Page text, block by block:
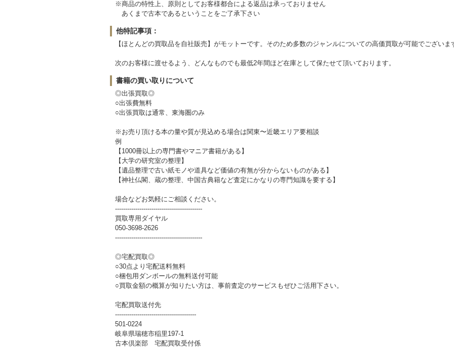
※商品の特性上、原則としてお客様都合による返品は承っておりません
あくまで古本であるということをご了承下さい
他特記事項：
【ほとんどの買取品を自社販売】がモットーです。そのため多数のジャンルについての高価買取が可能でございま
次のお客様に渡せるよう、どんなものでも最低2年間ほど在庫として保たせて頂いております。
書籍の買い取りについて
◎出張買取◎
○出張費無料
○出張買取は通常、東海圏のみ
※お売り頂ける本の量や質が見込める場合は関東〜近畿エリア要相談
例
【1000冊以上の専門書やマニア書籍がある】
【大学の研究室の整理】
【遺品整理で古い紙モノや道具など価値の有無が分からないものがある】
【神社仏閣、蔵の整理、中国古典籍など査定にかなりの専門知識を要する】
場合などお気軽にご相談ください。
-------------------------------------------
買取専用ダイヤル
050-3698-2626
-------------------------------------------
◎宅配買取◎
○30点より宅配送料無料
○梱包用ダンボールの無料送付可能
○買取金額の概算が知りたい方は、事前査定のサービスもぜひご活用下さい。
宅配買取送付先
----------------------------------------
501-0224
岐阜県瑞穂市稲里197-1
古本倶楽部 宅配買取受付係